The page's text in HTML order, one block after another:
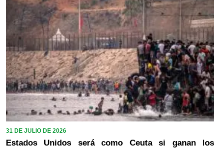
31 DE JULIO DE 2026
Estados Unidos será como Ceuta si ganan los